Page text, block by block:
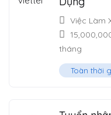
Việc Làm
tháng
Toàn thời